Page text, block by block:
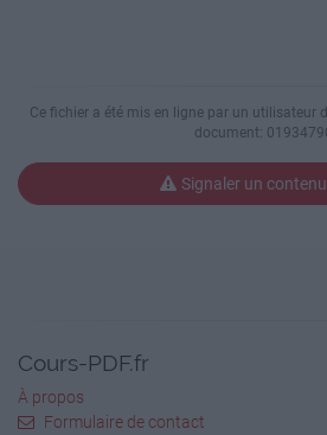
Ce fichier a été mis en ligne par un utilisateur
document:
Signaler un
Cours-PDF.fr
À propos
Formulaire de contact